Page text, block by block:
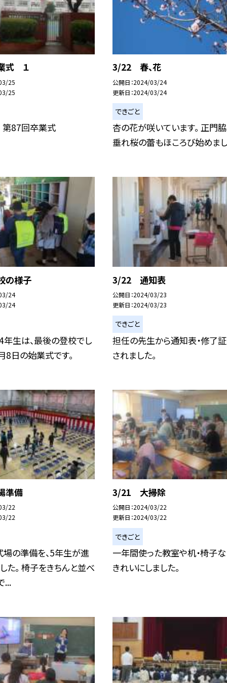
式 １
25
25
87回卒業式
3/22 春、花
公開日 2024/03/24
更新日 2024/03/24
できごと
杏の花が咲いています。 正門
垂れ桜の蕾もほころび始めまし
様子
24
24
生は、最後の登校でし
8日の始業式です。
3/22 通知表
公開日 2024/03/23
更新日 2024/03/23
できごと
担任の先生から通知表・修了
されました。
準備
22
22
の準備を、5年生が進
た。 椅子をきちんと並べ
...
3/21 大掃除
公開日 2024/03/22
更新日 2024/03/22
できごと
一年間使った教室や机・椅子
きれいにしました。